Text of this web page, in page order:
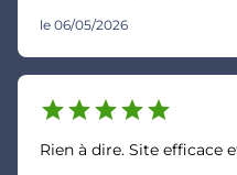
le 06/05/2026
starstarstarstarstar
Rien à dire. Site efficace